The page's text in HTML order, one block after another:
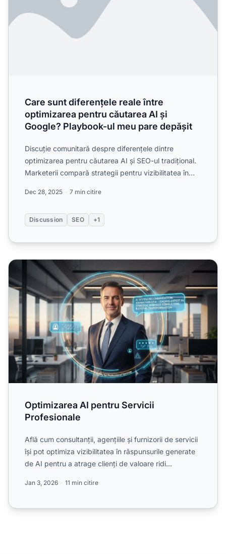
Care sunt diferențele reale între
optimizarea pentru căutarea AI și
Google? Playbook-ul meu pare depășit
Discuție comunitară despre diferențele dintre
optimizarea pentru căutarea AI și SEO-ul tradițional.
Marketerii compară strategii pentru vizibilitatea în
Dec 28, 2025 7 min citire
Discussion SEO +1
Optimizarea AI pentru Servicii Profesionale
Optimizarea AI pentru Servicii
Profesionale
Află cum consultanții, agențiile și furnizorii de servicii
își pot optimiza vizibilitatea în răspunsurile generate
de AI pentru a atrage clienți de valoare ridi...
Jan 3, 2026 11 min citire